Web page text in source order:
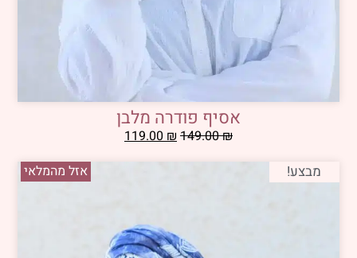
אסיף פודרה מלבן
149.00₪
119.00₪
אזל מהמלאי
מבצע!